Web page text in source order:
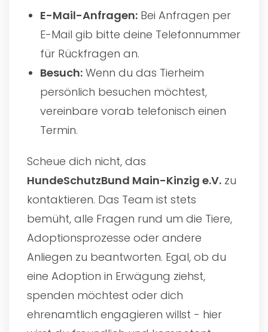
E-Mail-Anfragen: Bei Anfragen per
E-Mail gib bitte deine Telefonnummer
für Rückfragen an.
Besuch: Wenn du das Tierheim
persönlich besuchen möchtest,
vereinbare vorab telefonisch einen
Termin.
Scheue dich nicht, das
HundeSchutzBund Main-Kinzig e.V. zu
kontaktieren. Das Team ist stets
bemüht, alle Fragen rund um die Tiere,
Adoptionsprozesse oder andere
Anliegen zu beantworten. Egal, ob du
eine Adoption in Erwägung ziehst,
spenden möchtest oder dich
ehrenamtlich engagieren willst - hier